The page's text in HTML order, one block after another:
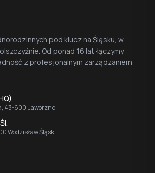
pod klucz na Śląsku, w
Od ponad 16 lat łączymy
z profesjonalnym zarządzaniem
43-600 Jaworzno
Wodzisław Śląski